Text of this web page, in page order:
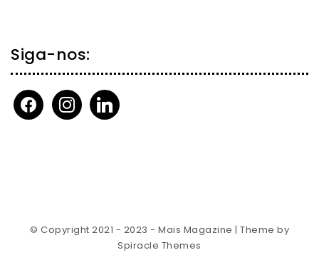
Siga-nos:
facebookinstagramlinkedin
© Copyright 2021 - 2023 - Mais Magazine | Theme by
Spiracle Themes